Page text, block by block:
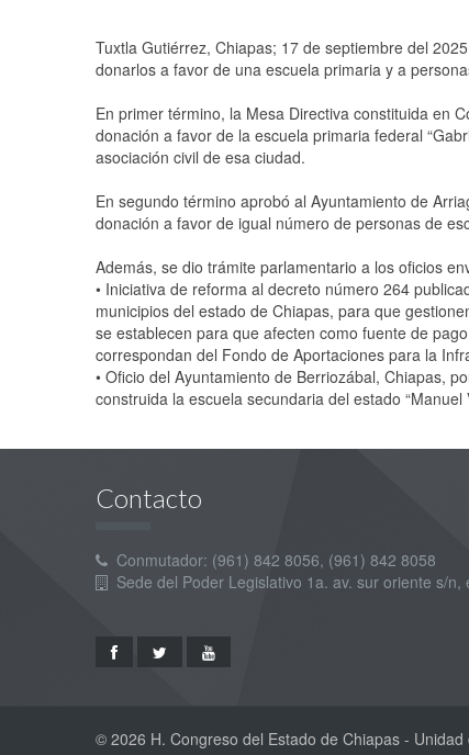
Tuxtla Gutiérrez, Chiapas; 17 de septiembre del
donarlos a favor de una escuela primaria y a
En primer término, la Mesa Directiva constituida en
donación a favor de la escuela primaria federal
asociación civil de esa ciudad.
En segundo término aprobó al Ayuntamiento de
donación a favor de igual número de personas de
Además, se dio trámite parlamentario a los oficios
•⁠ ⁠Iniciativa de reforma al decreto número 264
municipios del estado de Chiapas, para que
se establecen para que afecten como fuente de
correspondan del Fondo de Aportaciones para la
•⁠ ⁠Oficio del Ayuntamiento de Berriozábal, Chiapas,
construida la escuela secundaria del estado
Contacto
Conmutador: (961) 842 8056, (961) 842 8058
Sede del Poder Legislativo 1a. av. sur oriente s/
© 2026 H. Congreso del Estado de Chiapas -